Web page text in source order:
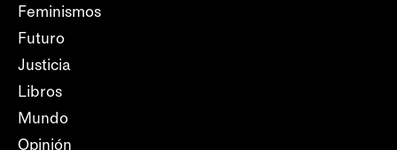
Feminismos
Futuro
Justicia
Libros
Mundo
Opinión